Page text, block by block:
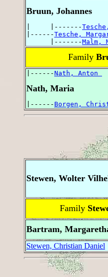
Bruun, Johannes
|     |-------
|------Tesche,
      |-------
Malm,
Family
|------Nath, Anton
Nath, Maria
|------ Borgen,
Stewen, Wolter
Family
Bartram,
Stewen, Christian Daniel